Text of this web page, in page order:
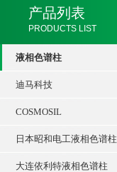
产品列表
PRODUCTS LIST
液相色谱柱
迪马科技
COSMOSIL
日本昭和电工液相色谱柱
大连依利特液相色谱柱